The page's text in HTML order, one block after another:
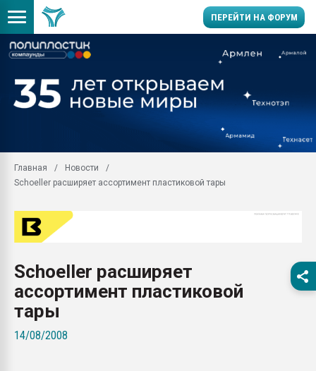
ПЕРЕЙТИ НА ФОРУМ
производство SPC
заводу пластмасс"
28.07.2026
Главная
Новости
Schoeller расширяет ассортимент пластиковой тары
Schoeller расширяет
ассортимент пластиковой
тары
14/08/2008